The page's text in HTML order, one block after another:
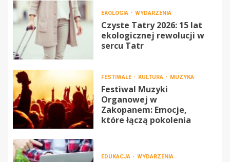
EKOLOGIA WYDARZENIA
Czyste Tatry 2026: 15 lat
ekologicznej rewolucji w
sercu Tatr
FESTIWALE KULTURA MUZYKA
Festiwal Muzyki
Organowej w
Zakopanem: Emocje,
które łączą pokolenia
EDUKACJA WYDARZENIA